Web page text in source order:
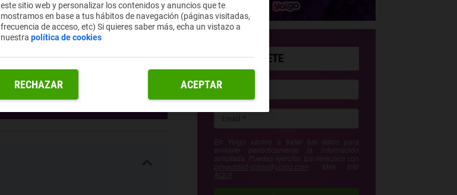
SUSCRÍBETE
En Yoigo vamos a tratar tus datos para
enviarte periódicamente la información
solicitada. Puedes ejercitar tus derechos con
privacidad-yoigo@yoigo.com . Más Info
AQUÍ
este sitio web y personalizar los contenidos y anuncios que te
mostramos en base a tus hábitos de navegación (páginas visitadas,
frecuencia de acceso, etc) Si quieres saber más, echa un vistazo a
nuestrapolítica de cookies
RECHAZAR ACEPTAR